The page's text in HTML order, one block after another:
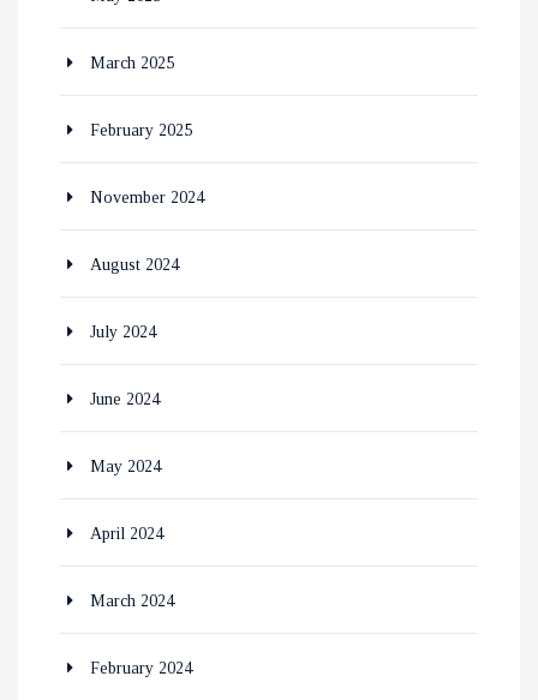
March 2025
February 2025
November 2024
August 2024
July 2024
June 2024
May 2024
April 2024
March 2024
February 2024